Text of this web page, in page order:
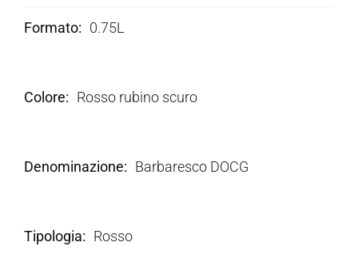
Formato 0.75L
Colore Rosso rubino scuro
Denominazione Barbaresco DOCG
Tipologia Rosso